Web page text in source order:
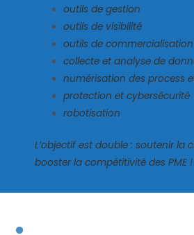
outils de gestion
outils de visibilité
outils de commercialisation
collecte et analyse de
numérisation des process
protection et cybersécurité
robotisation
L’objectif est double : soutenir la
booster la compétitivité des PME !